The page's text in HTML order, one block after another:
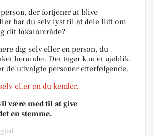
der fortjener at blive
har du selv lyst til at dele lidt om
dit lokalområde?
dig selv eller en person, du
herunder. Det tager kun et øjeblik,
de udvalgte personer efterfølgende.
eller en du kender.
være med til at give
en stemme.